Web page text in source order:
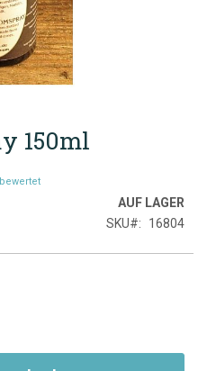
150ml
AUF LAGER
SKU
16804